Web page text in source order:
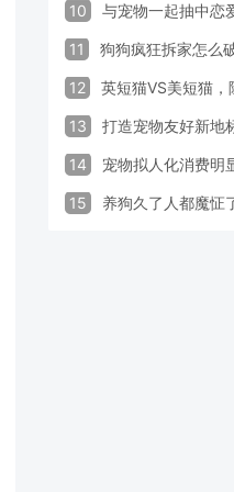
10 与宠物一起抽中恋
11 狗狗疯狂拆家怎么
12 英短猫VS美短猫，
13 打造宠物友好新地
14 宠物拟人化消费明
15 养狗久了人都魔怔